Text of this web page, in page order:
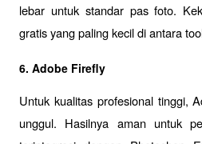
lebar untuk standar pas foto.
gratis yang paling kecil di antara
6. Adobe Firefly
Untuk kualitas profesional tinggi,
unggul. Hasilnya aman untuk